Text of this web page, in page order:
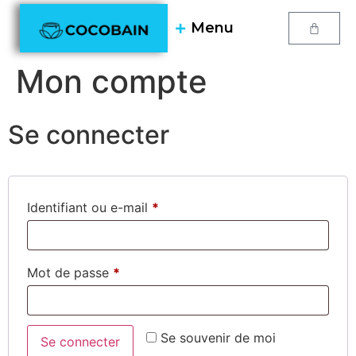
Menu
Mon compte
Se connecter
Identifiant ou e-mail *
Mot de passe *
Se souvenir de moi
Se connecter